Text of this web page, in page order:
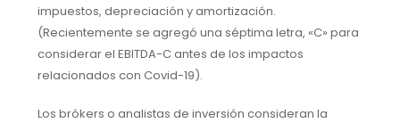
impuestos, depreciación y amortización.
(Recientemente se agregó una séptima letra, «C» para
considerar el EBITDA-C antes de los impactos
relacionados con Covid-19).
Los brókers o analistas de inversión consideran la